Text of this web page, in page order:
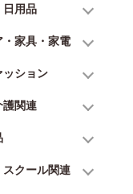
日用品
・家具・家電
ッション
護関連
スクール関連